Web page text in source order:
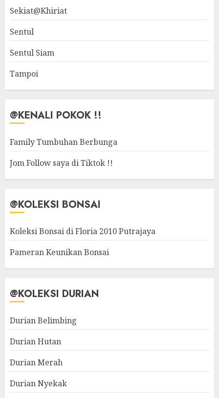
Sekiat@Khiriat
Sentul
Sentul Siam
Tampoi
@KENALI POKOK !!
Family Tumbuhan Berbunga
Jom Follow saya di Tiktok !!
@KOLEKSI BONSAI
Koleksi Bonsai di Floria 2010 Putrajaya
Pameran Keunikan Bonsai
@KOLEKSI DURIAN
Durian Belimbing
Durian Hutan
Durian Merah
Durian Nyekak